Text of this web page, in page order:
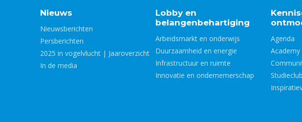
Nieuws
Nieuwsberichten
Persberichten
2025 in vogelvlucht | Jaaroverzicht
In de media
Lobby en
belangenbehartiging
Arbeidsmarkt en onderwijs
Duurzaamheid en energie
Infrastructuur en ruimte
Innovatie en ondernemerschap
Agenda
Academy